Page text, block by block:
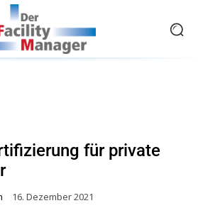
für private
16. Dezember 2021